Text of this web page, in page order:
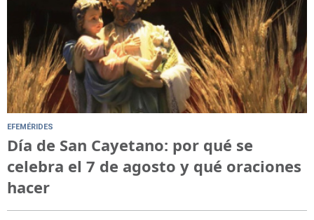
EFEMÉRIDES
Día de San Cayetano: por qué se
celebra el 7 de agosto y qué oraciones
hacer